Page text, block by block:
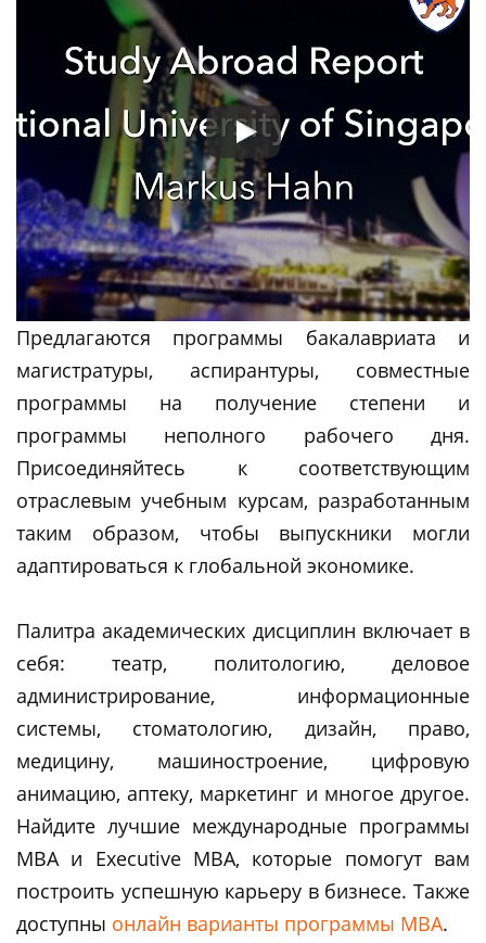
Предлагаются программы бакалавриата и
магистратуры, аспирантуры, совместные
программы на получение степени и
программы неполного рабочего дня.
Присоединяйтесь к соответствующим
отраслевым учебным курсам, разработанным
таким образом, чтобы выпускники могли
адаптироваться к глобальной экономике.
Палитра академических дисциплин включает в
себя: театр, политологию, деловое
администрирование, информационные
системы, стоматологию, дизайн, право,
медицину, машиностроение, цифровую
анимацию, аптеку, маркетинг и многое другое.
Найдите лучшие международные программы
MBA и Executive MBA, которые помогут вам
построить успешную карьеру в бизнесе. Также
доступны онлайн варианты программы MBA.